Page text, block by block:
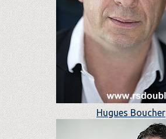
Hugues Boucher